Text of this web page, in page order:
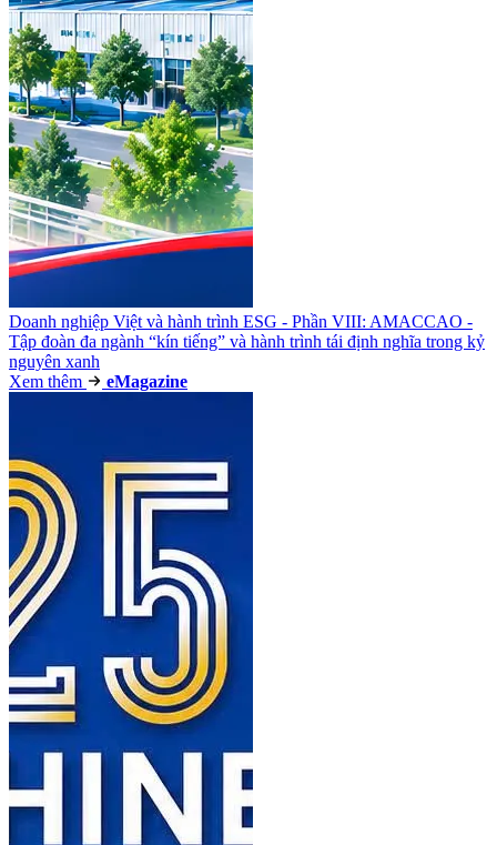
Doanh nghiệp Việt và hành trình ESG - Phần VIII: AMACCAO -
Tập đoàn đa ngành “kín tiếng” và hành trình tái định nghĩa trong kỷ
nguyên xanh
Xem thêm
eMagazine